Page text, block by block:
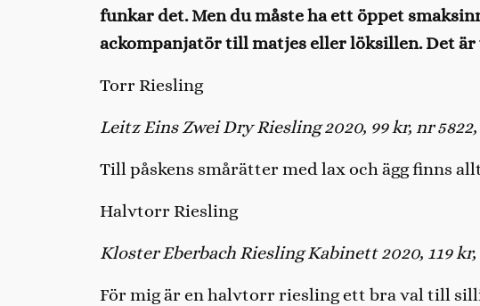
funkar det. Men du måste ha ett öppet
ackompanjatör till matjes eller löksillen. Det
Torr Riesling
Leitz Eins Zwei Dry Riesling 2020, 99 kr, nr
Till påskens smårätter med lax och ägg finns
Halvtorr Riesling
Kloster Eberbach Riesling Kabinett 2020, 119
För mig är en halvtorr riesling ett bra val till